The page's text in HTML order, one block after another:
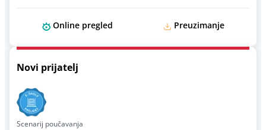
Online pregled Preuzimanje
Novi prijatelj
Scenarij poučavanja